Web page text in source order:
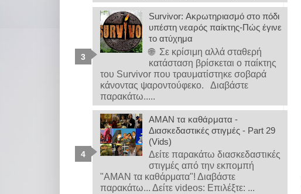
Survivor: Ακρωτηριασμό στο πόδι
υπέστη νεαρός παίκτης-Πώς έγινε
το ατύχημα
🌐 Σε κρίσιμη αλλά σταθερή
κατάσταση βρίσκεται ο παίκτης
του Survivor που τραυματίστηκε σοβαρά
κάνοντας ψαροντούφεκο. Διαβάστε
παρακάτω.....
ΑΜΑΝ τα καθάρματα -
Διασκεδαστικές στιγμές - Part 29
(Vids)
Δείτε παρακάτω διασκεδαστικές
στιγμές από την εκπομπή
"ΑΜΑΝ τα καθάρματα"! Διαβάστε
παρακάτω... Δείτε videos: Επιλέξτε: ...